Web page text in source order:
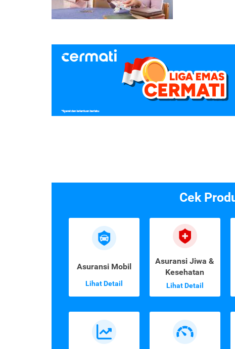
Cek
Asuransi Mobil
Lihat Detail
Asuransi Jiwa &
Kesehatan
Lihat Detail